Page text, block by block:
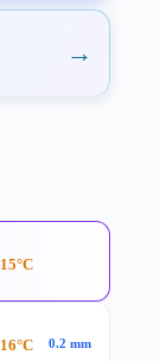
→
15°C
16°C 0.2 mm